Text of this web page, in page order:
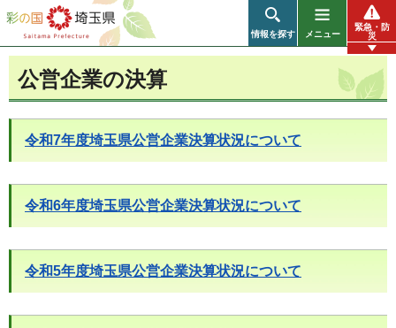
彩の国 埼玉県
情報を探す メニュー
緊急・防
災
公営企業の決算
令和7年度埼玉県公営企業決算状況について
令和6年度埼玉県公営企業決算状況について
令和5年度埼玉県公営企業決算状況について